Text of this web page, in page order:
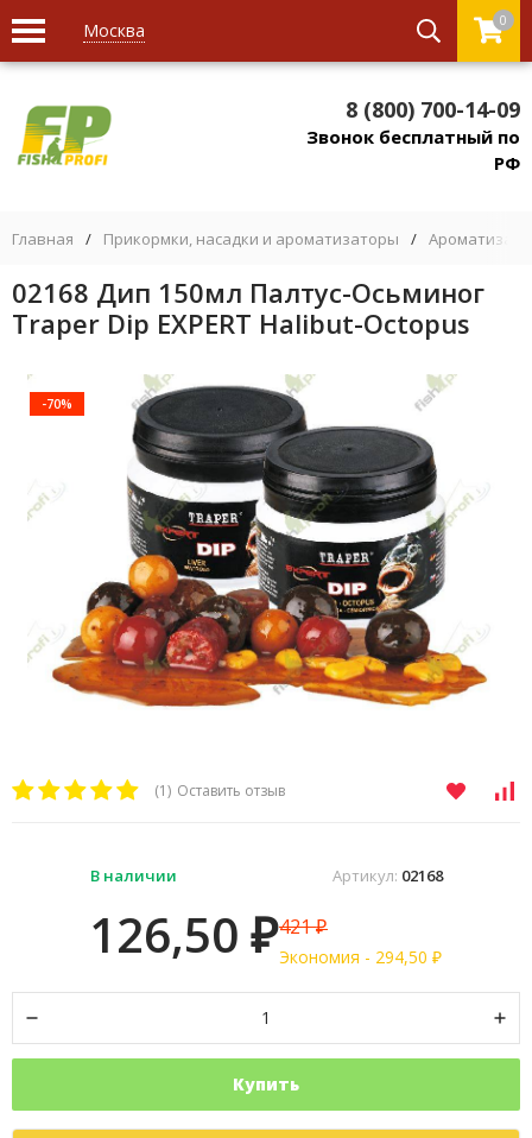
Москва 0
8 (800) 700-14-09
Звонок бесплатный по
РФ
Главная / Прикормки, насадки и ароматизаторы /
02168 Дип 150мл Палтус-Осьминог
Traper Dip EXPERT Halibut-Octopus
-70%
(1) Оставить отзыв
Артикул: 02168
В наличии
126,50 ₽421₽
Экономия - 294,50 ₽
Купить